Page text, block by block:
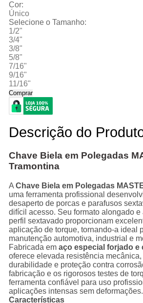
Cor:
Único
Selecione o Tamanho:
1/2"
3/4"
3/8"
5/8"
7/16"
9/16"
11/16"
Comprar
Descrição do
Chave Biela em Polegadas
Tramontina
A Chave Biela em Polegadas
uma ferramenta profissional
desaperto de porcas e parafusos
difícil acesso. Seu formato alongado e
perfil sextavado proporcionam
aplicação de torque, tornando-a ideal
manutenção automotiva, industrial e
Fabricada em aço especial forjado e
oferece elevada resistência
durabilidade e proteção contra
fabricação e os rigorosos testes de
ferramenta confiável para uso
aplicações intensas sem deformações.
Características